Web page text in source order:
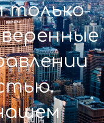
только